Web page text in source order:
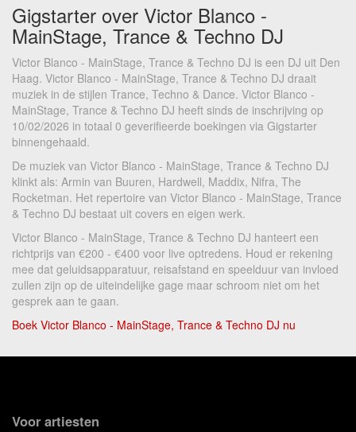
Gigstarter over Victor Blanco -
MainStage, Trance & Techno DJ
Victor Blanco - MainStage, Trance & Techno DJ is een DJ uit Den
Haag. Victor Blanco - MainStage, Trance & Techno DJ draait
muziek in de stijlen Trance, Techno & Dance. Victor Blanco -
MainStage, Trance & Techno DJ heeft sinds de inschrijving op
10/02/2026 in totaal 0 geverifieerde boekingen via Gigstarter
binnengehaald.
De muziek van Victor Blanco - MainStage, Trance & Techno DJ
klinkt als: Armin van Buuren, Hardwell, Maddix, Nifra, The
Rocketman. Het repertoire van Victor Blanco - MainStage, Trance
& Techno DJ bestaat uit covers en eigen werk.
Victor Blanco - MainStage, Trance & Techno DJ hanteert een
richtprijs van €200 - €400 voor live optredens. Houd er rekening
mee dat geluidsapparatuur, reisafstand en speelduur van invloed
zullen zijn op de uiteindelijke gage maar schroom niet om het
gesprek aan te gaan.
Boek Victor Blanco - MainStage, Trance & Techno DJ nu
Voor artiesten